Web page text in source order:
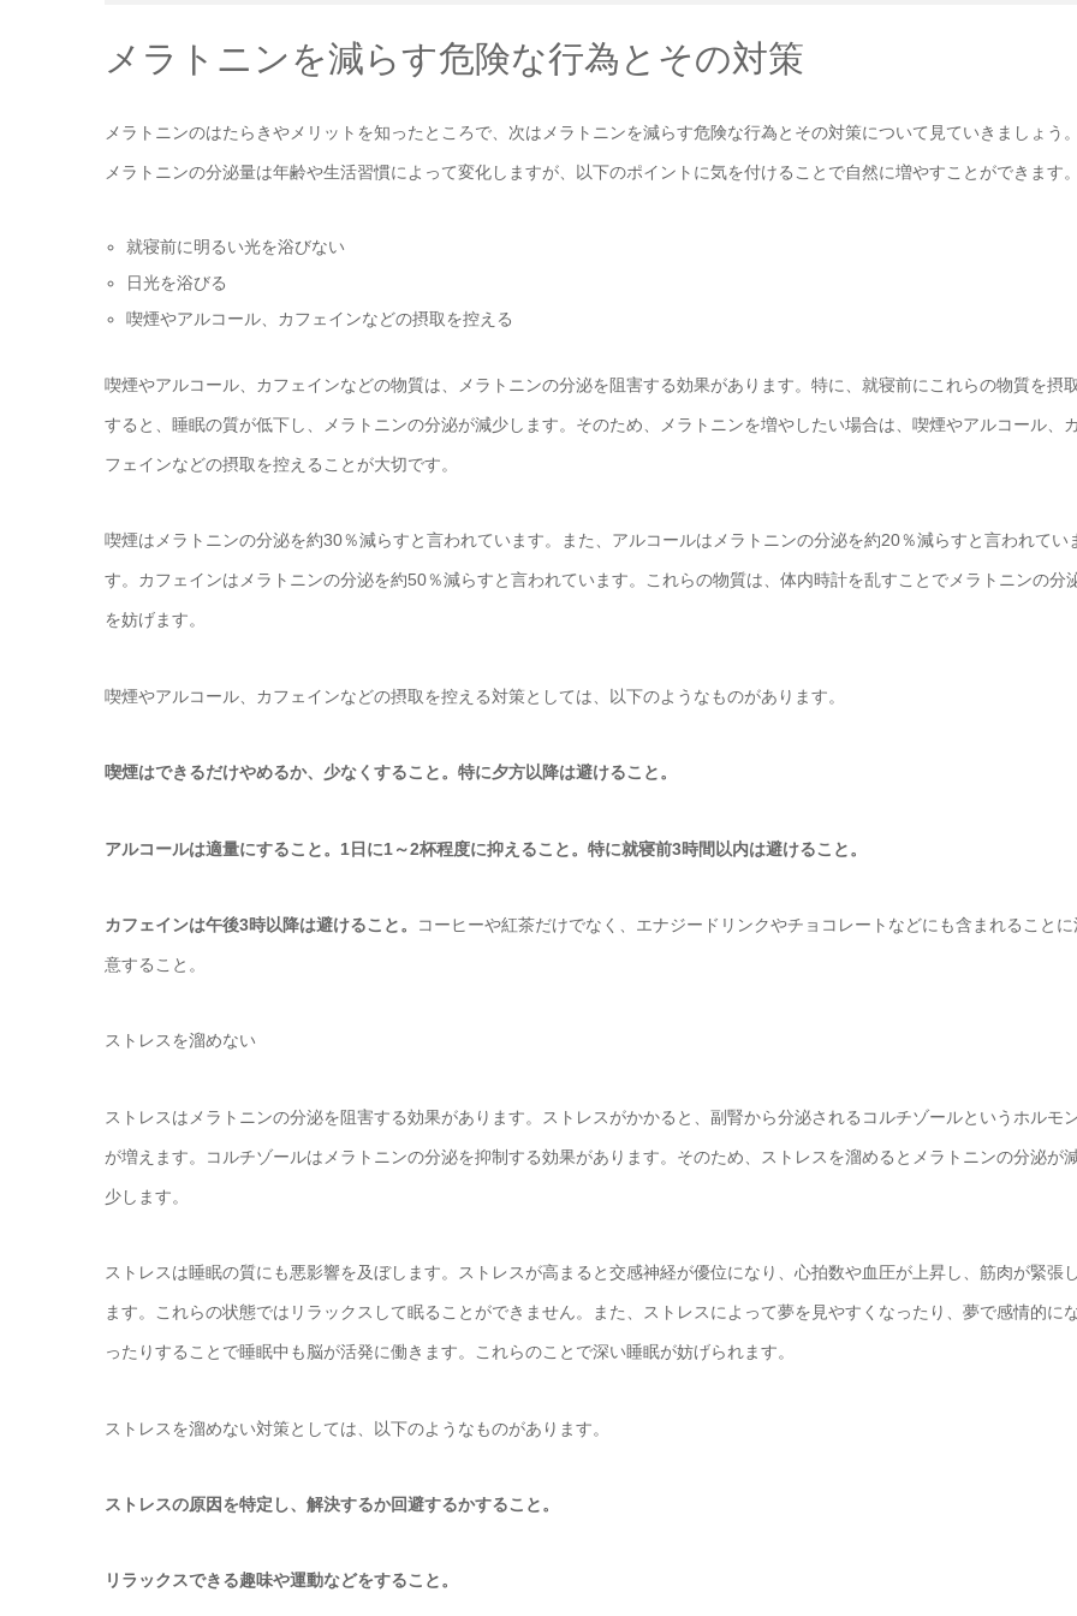
メラトニンを減らす危険な行為とその対策
メラトニンのはたらきやメリットを知ったところで、次はメラトニンを減らす危険な行為とその対策について見ていきましょう。
メラトニンの分泌量は年齢や生活習慣によって変化しますが、以下のポイントに気を付けることで自然に増やすことができます。
就寝前に明るい光を浴びない
日光を浴びる
喫煙やアルコール、カフェインなどの摂取を控える
喫煙やアルコール、カフェインなどの物質は、メラトニンの分泌を阻害する効果があります。特に、就寝前にこれらの物質を摂取
すると、睡眠の質が低下し、メラトニンの分泌が減少します。そのため、メラトニンを増やしたい場合は、喫煙やアルコール、カ
フェインなどの摂取を控えることが大切です。
喫煙はメラトニンの分泌を約30％減らすと言われています。また、アルコールはメラトニンの分泌を約20％減らすと言われてい
す。カフェインはメラトニンの分泌を約50％減らすと言われています。これらの物質は、体内時計を乱すことでメラトニンの分
を妨げます。
喫煙やアルコール、カフェインなどの摂取を控える対策としては、以下のようなものがあります。
喫煙はできるだけやめるか、少なくすること。特に夕方以降は避けること。
アルコールは適量にすること。1日に1～2杯程度に抑えること。特に就寝前3時間以内は避けること。
カフェインは午後3時以降は避けること。 コーヒーや紅茶だけでなく、エナジードリンクやチョコレートなどにも含まれることに
意すること。
ストレスを溜めない
ストレスはメラトニンの分泌を阻害する効果があります。ストレスがかかると、副腎から分泌されるコルチゾールというホルモ
が増えます。コルチゾールはメラトニンの分泌を抑制する効果があります。そのため、ストレスを溜めるとメラトニンの分泌が
少します。
ストレスは睡眠の質にも悪影響を及ぼします。ストレスが高まると交感神経が優位になり、心拍数や血圧が上昇し、筋肉が緊張し
ます。これらの状態ではリラックスして眠ることができません。また、ストレスによって夢を見やすくなったり、夢で感情的に
ったりすることで睡眠中も脳が活発に働きます。これらのことで深い睡眠が妨げられます。
ストレスを溜めない対策としては、以下のようなものがあります。
ストレスの原因を特定し、解決するか回避するかすること。
リラックスできる趣味や運動などをすること。